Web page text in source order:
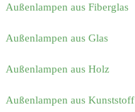
Außenlampen aus Fiberglas
Außenlampen aus Glas
Außenlampen aus Holz
Außenlampen aus Kunststoff